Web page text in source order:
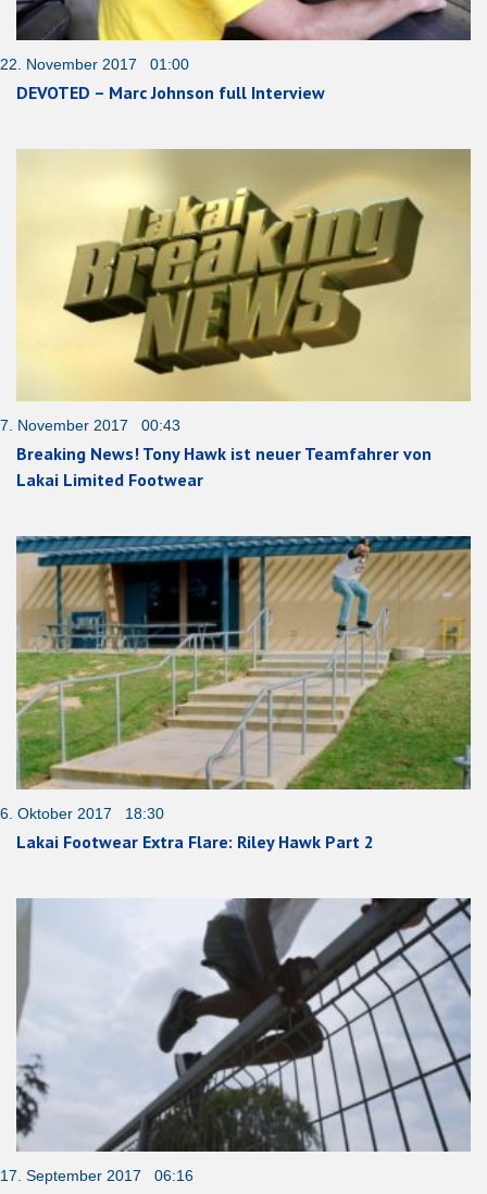
22. November 2017 01:00
DEVOTED – Marc Johnson full Interview
7. November 2017 00:43
Breaking News! Tony Hawk ist neuer Teamfahrer von
Lakai Limited Footwear
6. Oktober 2017 18:30
Lakai Footwear Extra Flare: Riley Hawk Part 2
17. September 2017 06:16